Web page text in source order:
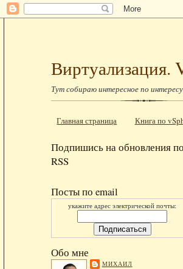
Виртуализация.
Тут собираю интересное по
Главная страница Книга по
Подпишись на обновления по
RSS
Посты по email
укажите адрес электрической почты:
Обо мне
МИХАИЛ